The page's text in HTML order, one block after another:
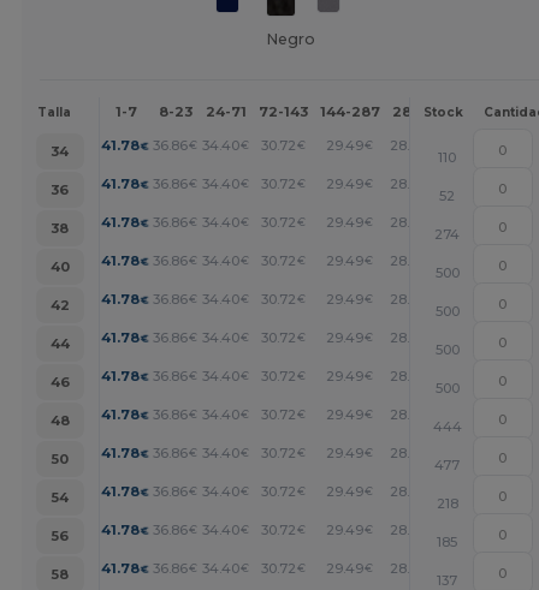
Negro
Talla 1-7 8-23 24-71 72-143 144-287 288 + Más
Stock
34 41.78€ 36.86€ 34.40€ 30.72€ 29.49€ 28.26 +
110
36
41.78€ 36.86€ 34.40€ 30.72€ 29.49€ 28.26 +
52
38
41.78€ 36.86€ 34.40€ 30.72€ 29.49€ 28.26 +
274
40
41.78€ 36.86€ 34.40€ 30.72€ 29.49€ 28.26 +
500
42
41.78€ 36.86€ 34.40€ 30.72€ 29.49€ 28.26 +
500
44
41.78€ 36.86€ 34.40€ 30.72€ 29.49€ 28.26 +
500
46
41.78€ 36.86€ 34.40€ 30.72€ 29.49€ 28.26 +
500
48
41.78€ 36.86€ 34.40€ 30.72€ 29.49€ 28.26 +
444
50
41.78€ 36.86€ 34.40€ 30.72€ 29.49€ 28.26 +
477
54
41.78€ 36.86€ 34.40€ 30.72€ 29.49€ 28.26 +
218
56
41.78€ 36.86€ 34.40€ 30.72€ 29.49€ 28.26 +
185
58
41.78€ 36.86€ 34.40€ 30.72€ 29.49€ 28.26 +
137